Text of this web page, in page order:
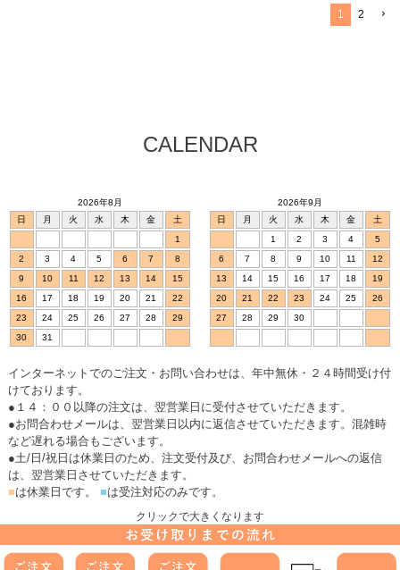
1 2
CALENDAR
2026年8月
日
月 火 水 木 金
土
1
2
3 4 5 6 7
8
9
10 11 12 13 14
15
16
17 18 19 20 21
22
23
24 25 26 27 28
29
30
31
2026年9月
日
月 火 水 木 金
土
1
2 3 4
5
6
7 8 9 10 11
12
13
14 15 16 17 18
19
20
21 22 23 24 25
26
27
28 29 30
インターネットでのご注文・お問い合わせは、年中無休・２４時間受け付
けております。
●１４：００以降の注文は、翌営業日に受付させていただきます。
●お問合わせメールは、翌営業日以内に返信させていただきます。混雑時
など遅れる場合もございます。
●土/日/祝日は休業日のため、注文受付及び、お問合わせメールへの返信
は、翌営業日させていただきます。
■は休業日です。 ■は受注対応のみです。
クリックで大きくなります